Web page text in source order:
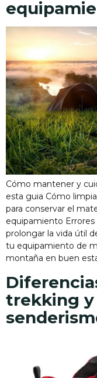
Cómo mantener y
esta guia Cómo
para conservar el
equipamiento
prolongar la vida útil
tu equipamiento de
montaña en buen
trekking y